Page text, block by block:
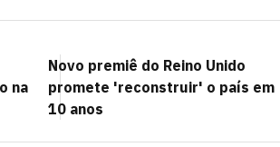
na
Novo premiê do Reino Unido
promete 'reconstruir' o país em
10 anos